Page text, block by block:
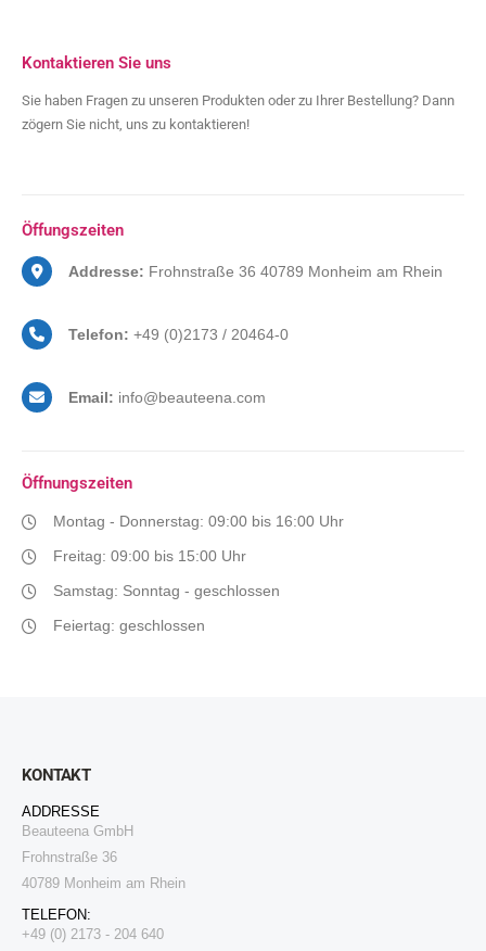
Kontaktieren Sie uns
Sie haben Fragen zu unseren Produkten oder zu Ihrer Bestellung? Dann
zögern Sie nicht, uns zu kontaktieren!
Öffungszeiten
Addresse: Frohnstraße 36 40789 Monheim am Rhein
Telefon: +49 (0)2173 / 20464-0
Email: info@beauteena.com
Öffnungszeiten
Montag - Donnerstag: 09:00 bis 16:00 Uhr
Freitag: 09:00 bis 15:00 Uhr
Samstag: Sonntag - geschlossen
Feiertag: geschlossen
KONTAKT
ADDRESSE
Beauteena GmbH
Frohnstraße 36
40789 Monheim am Rhein
TELEFON:
+49 (0) 2173 - 204 640